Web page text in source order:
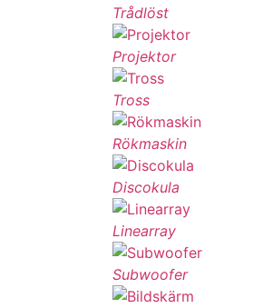
Trådlöst
Projektor
Tross
Rökmaskin
Discokula
Linearray
Subwoofer